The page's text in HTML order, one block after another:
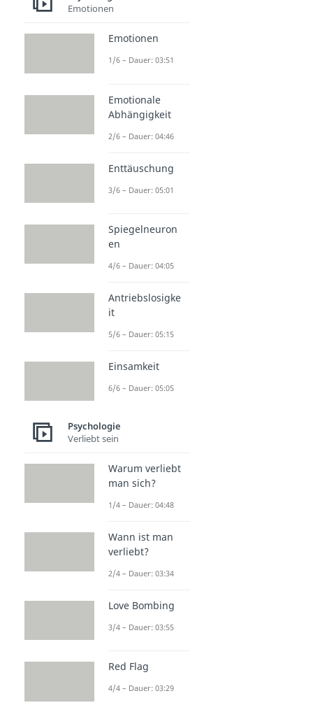
Emotionen
Emotionen
1/6 – Dauer: 03:51
Emotionale
Abhängigkeit
2/6 – Dauer: 04:46
Enttäuschung
3/6 – Dauer: 05:01
Spiegelneuron
en
4/6 – Dauer: 04:05
Antriebslosigke
it
5/6 – Dauer: 05:15
Einsamkeit
6/6 – Dauer: 05:05
Psychologie
Verliebt sein
Warum verliebt
man sich?
1/4 – Dauer: 04:48
Wann ist man
verliebt?
2/4 – Dauer: 03:34
Love Bombing
3/4 – Dauer: 03:55
Red Flag
4/4 – Dauer: 03:29